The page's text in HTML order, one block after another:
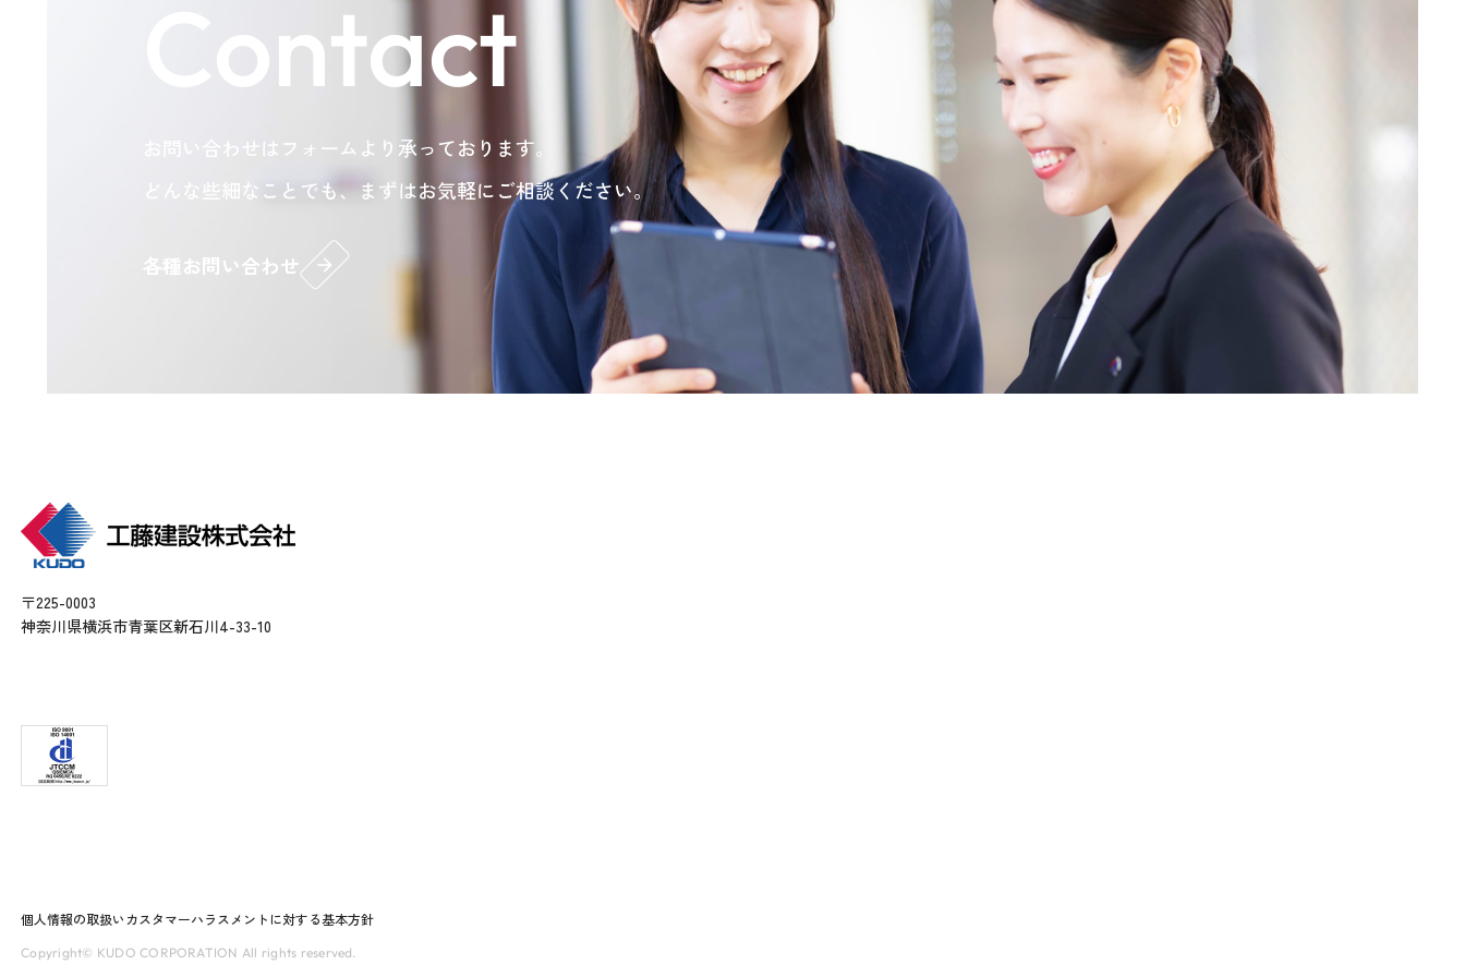
Contact
お問い合わせはフォームより承っております。
どんな些細なことでも、まずはお気軽にご相談ください。
各種お問い合わせ arrow_forward
〒225-0003
神奈川県横浜市青葉区新石川4-33-10
個人情報の取扱い カスタマーハラスメントに対する基本方針
Copyright© KUDO CORPORATION All rights reserved.